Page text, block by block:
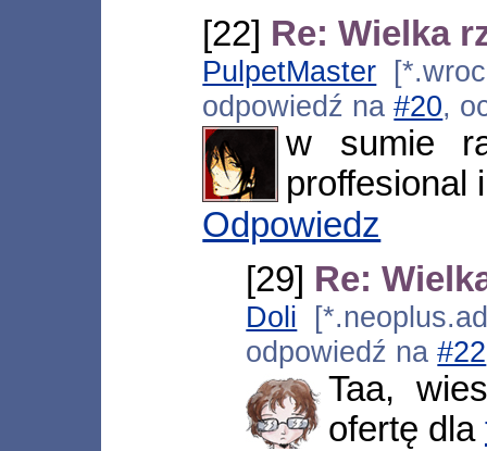
[22] Re: Wielka
PulpetMaster
odpowiedź na#20,
w sumie
proffesional
Odpowiedz
[29] Re:
Doli
odpowiedź na#22
Taa,
ofertę dla